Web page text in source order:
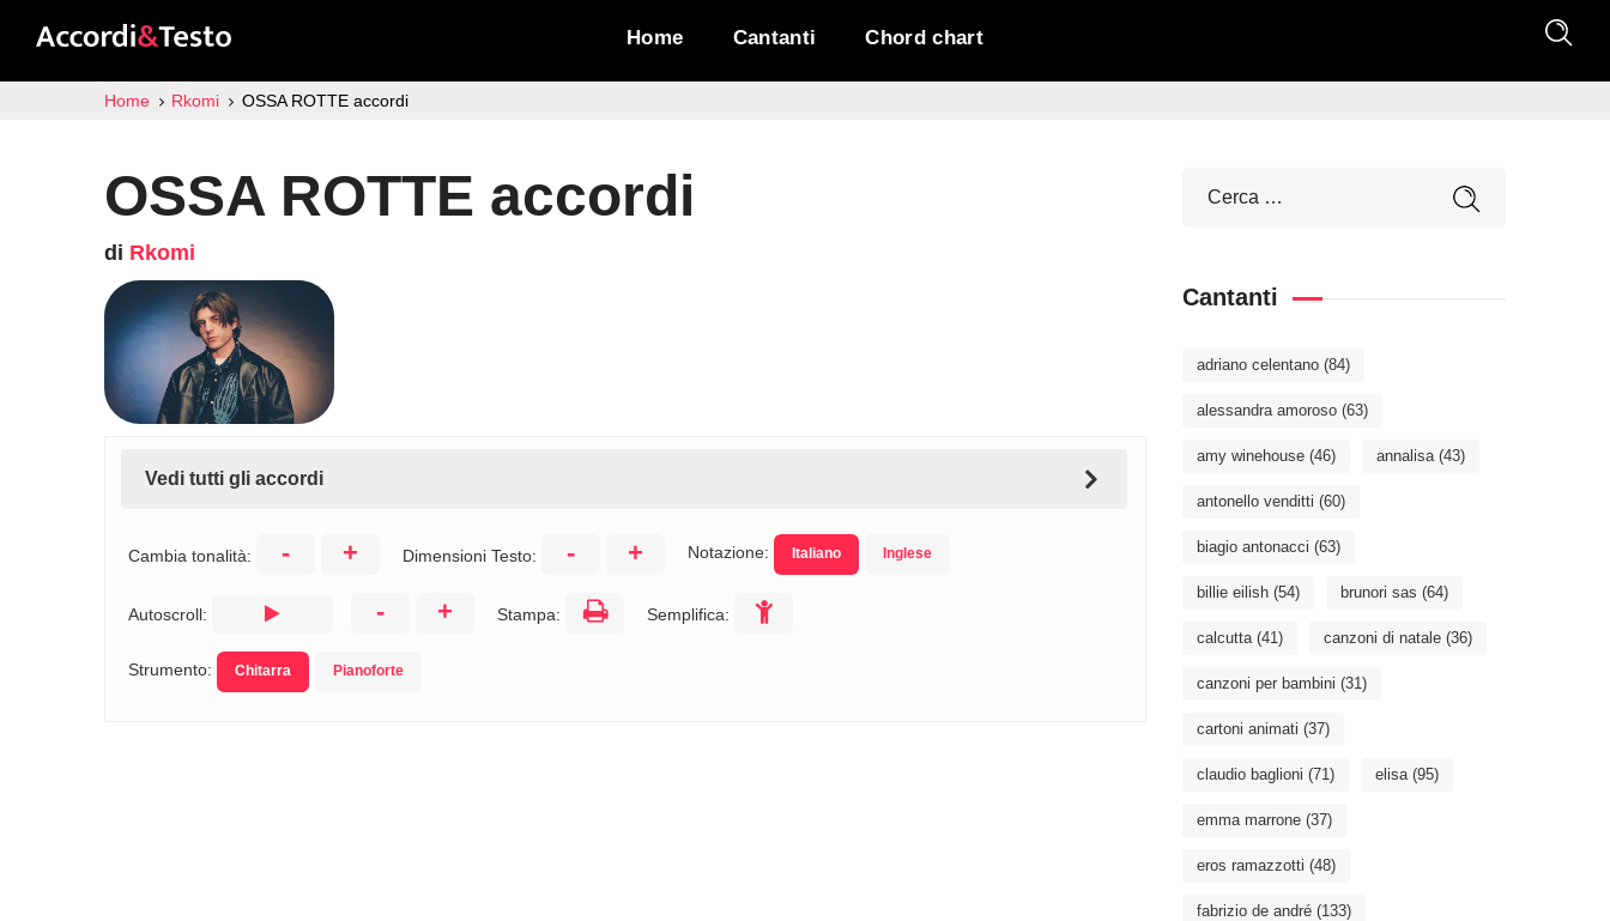
Home Cantanti Chord chart
Home Rkomi OSSA ROTTE accordi
OSSA ROTTE accordi
di Rkomi
Vedi tutti gli accordi
Cambia tonalità: - + Dimensioni Testo: - + Notazione: Italiano Inglese
Autoscroll: - + Stampa: Semplifica:
Strumento: Chitarra Pianoforte
Cantanti
adriano celentano (84)
alessandra amoroso (63)
amy winehouse (46) annalisa(43)
antonello venditti (60)
biagio antonacci (63)
billie eilish (54) brunori sas (64)
calcutta(41) canzoni di natale (36)
canzoni per bambini (31)
cartoni animati (37)
claudio baglioni (71) elisa(95)
emma marrone (37)
eros ramazzotti (48)
fabrizio de andré (133)